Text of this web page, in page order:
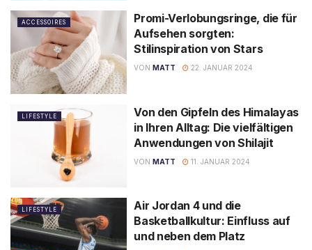
ACCESSOIRES
Promi-Verlobungsringe, die für
Aufsehen sorgten:
Stilinspiration von Stars
VON MATT 22. JANUAR 2024
LIFESTYLE
Von den Gipfeln des Himalayas
in Ihren Alltag: Die vielfältigen
Anwendungen von Shilajit
VON MATT 11. JANUAR 2024
LIFESTYLE
Air Jordan 4 und die
Basketballkultur: Einfluss auf
und neben dem Platz